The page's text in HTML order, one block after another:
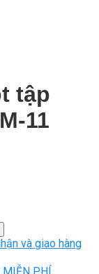
tập
11
và giao hàng